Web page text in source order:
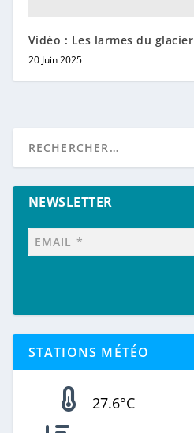
Vidéo : Les larmes du glacier
20 Juin 2025
NEWSLETTER
STATIONS MÉTÉO
27.6°C